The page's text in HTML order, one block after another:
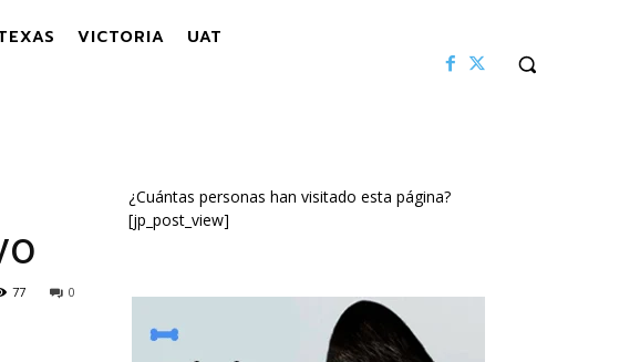
VICTORIA UAT
0
77
¿Cuántas personas han visitado esta página?
[jp_post_view]